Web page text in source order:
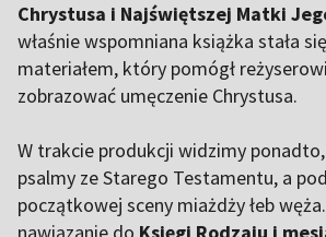
Chrystusa i Najświętszej Matki
właśnie wspomniana książka stała
materiałem, który pomógł
zobrazować umęczenie Chrystusa.
W trakcie produkcji widzimy
psalmy ze Starego Testamentu, a
początkowej sceny miażdży łeb